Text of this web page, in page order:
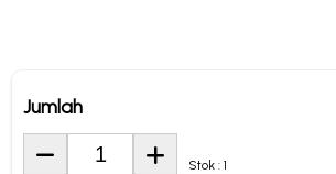
Jumlah
Stok : 1